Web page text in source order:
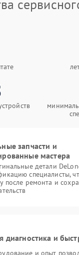
запчасти и
мастера
детали
специалисты,
после ремонта и
диагностика и
и опыт